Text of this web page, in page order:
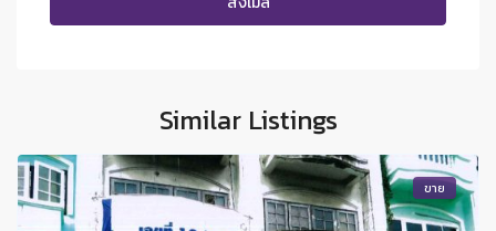
Similar Listings
ขาย